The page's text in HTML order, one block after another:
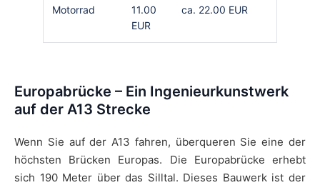
Motorrad
11.00
EUR
ca. 22.00 EUR
Europabrücke – Ein Ingenieurkunstwerk
auf der A13 Strecke
Wenn Sie auf der A13 fahren, überqueren Sie eine der
höchsten Brücken Europas. Die Europabrücke erhebt
sich 190 Meter über das Silltal. Dieses Bauwerk ist der